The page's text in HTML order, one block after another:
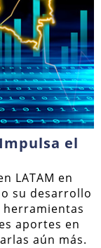
el
LATAM en
su desarrollo
herramientas
aportes en
aún más.